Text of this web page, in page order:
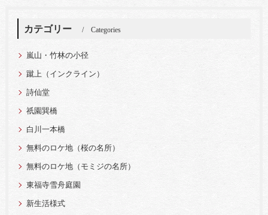
カテゴリー Categories
嵐山・竹林の小径
蹴上（インクライン）
詩仙堂
祇園巽橋
白川一本橋
無料のロケ地（桜の名所）
無料のロケ地（モミジの名所）
東福寺雪舟庭園
新生活様式